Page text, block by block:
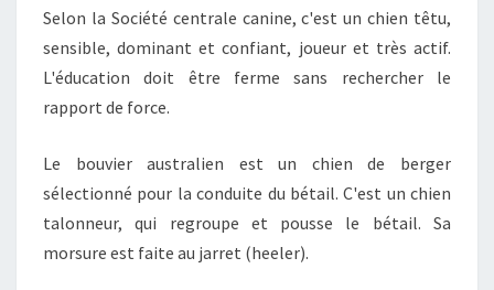
Selon la Société centrale canine, c'est un chien têtu,
sensible, dominant et confiant, joueur et très actif.
L'éducation doit être ferme sans rechercher le
rapport de force.
Le bouvier australien est un chien de berger
sélectionné pour la conduite du bétail. C'est un chien
talonneur, qui regroupe et pousse le bétail. Sa
morsure est faite au jarret (heeler).